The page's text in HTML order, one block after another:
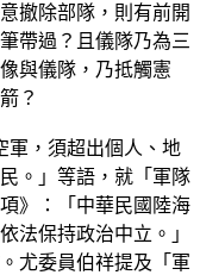
撤除部隊，則有前開
帶過？且儀隊乃為三
與儀隊，乃抵觸憲
？
軍，須超出個人、地
。」等語，就「軍隊
》：「中華民國陸海
法保持政治中立。」
尤委員伯祥提及「軍